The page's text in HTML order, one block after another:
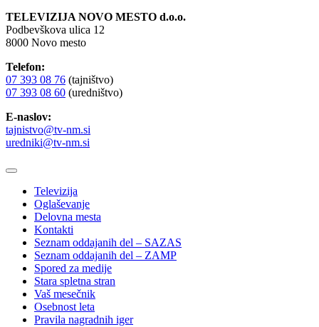
TELEVIZIJA NOVO MESTO d.o.o.
Podbevškova ulica 12
8000 Novo mesto
Telefon:
07 393 08 76 (tajništvo)
07 393 08 60 (uredništvo)
E-naslov:
tajnistvo@tv-nm.si
uredniki@tv-nm.si
Televizija
Oglaševanje
Delovna mesta
Kontakti
Seznam oddajanih del – SAZAS
Seznam oddajanih del – ZAMP
Spored za medije
Stara spletna stran
Vaš mesečnik
Osebnost leta
Pravila nagradnih iger